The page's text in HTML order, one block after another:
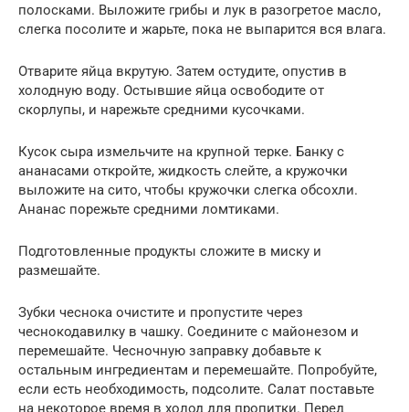
полосками. Выложите грибы и лук в разогретое масло,
слегка посолите и жарьте, пока не выпарится вся влага.
Отварите яйца вкрутую. Затем остудите, опустив в
холодную воду. Остывшие яйца освободите от
скорлупы, и нарежьте средними кусочками.
Кусок сыра измельчите на крупной терке. Банку с
ананасами откройте, жидкость слейте, а кружочки
выложите на сито, чтобы кружочки слегка обсохли.
Ананас порежьте средними ломтиками.
Подготовленные продукты сложите в миску и
размешайте.
Зубки чеснока очистите и пропустите через
чеснокодавилку в чашку. Соедините с майонезом и
перемешайте. Чесночную заправку добавьте к
остальным ингредиентам и перемешайте. Попробуйте,
если есть необходимость, подсолите. Салат поставьте
на некоторое время в холод для пропитки. Перед